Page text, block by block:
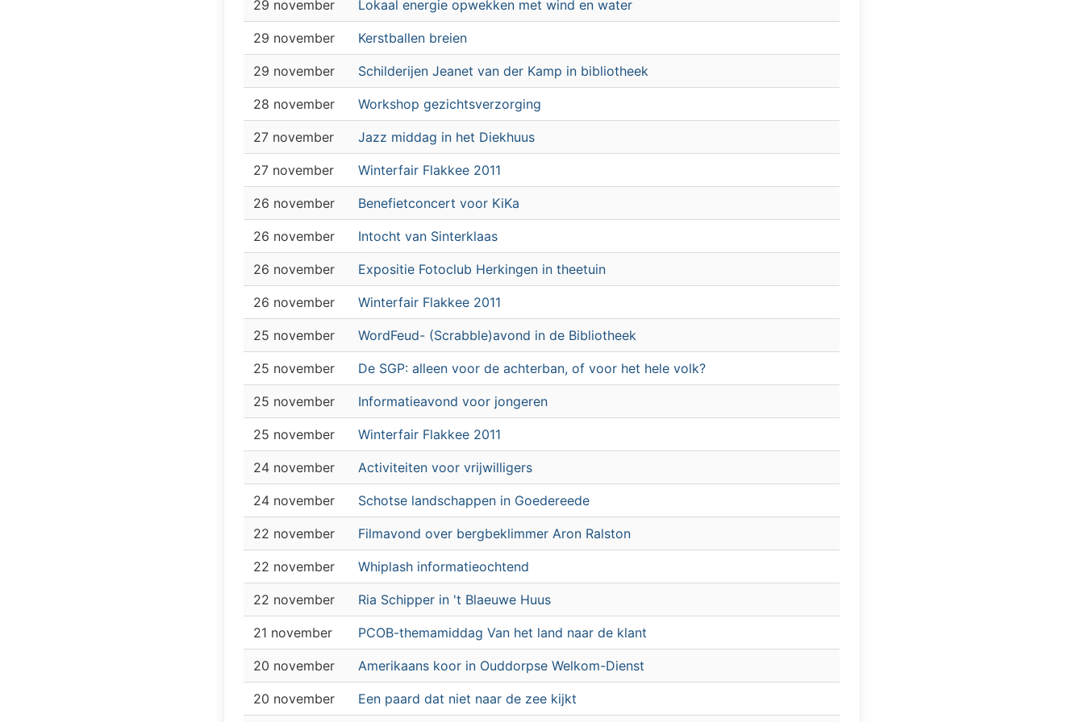
29 november Lokaal energie opwekken met wind en water
29 november Kerstballen breien
29 november Schilderijen Jeanet van der Kamp in bibliotheek
28 november Workshop gezichtsverzorging
27 november Jazz middag in het Diekhuus
27 november Winterfair Flakkee 2011
26 november Benefietconcert voor KiKa
26 november Intocht van Sinterklaas
26 november Expositie Fotoclub Herkingen in theetuin
26 november Winterfair Flakkee 2011
25 november WordFeud- (Scrabble)avond in de Bibliotheek
25 november De SGP: alleen voor de achterban, of voor het hele volk?
25 november Informatieavond voor jongeren
25 november Winterfair Flakkee 2011
24 november Activiteiten voor vrijwilligers
24 november Schotse landschappen in Goedereede
22 november Filmavond over bergbeklimmer Aron Ralston
22 november Whiplash informatieochtend
22 november Ria Schipper in 't Blaeuwe Huus
21 november PCOB-themamiddag Van het land naar de klant
20 november Amerikaans koor in Ouddorpse Welkom-Dienst
20 november Een paard dat niet naar de zee kijkt